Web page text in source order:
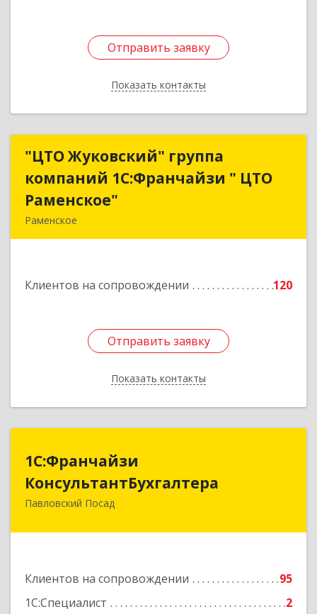
Отправить заявку
Показать контакты
Отправить заявку
Назад
"ЦТО Жуковский" группа
компаний 1С:Франчайзи " ЦТО
Раменское"
Раменское
Клиентов на сопровождении 120
Отправить заявку
Показать контакты
"ЦТО Жуковский" группа
компаний 1С:Франчайзи " ЦТО
Подробнее
Отправить заявку
Назад
1С:Франчайзи
КонсультантБухгалтера
Павловский Посад
Клиентов на сопровождении
95
1С:Специалист
2
КонсультантБухгалтера
142500, Московская обл, Павловский Посад г,